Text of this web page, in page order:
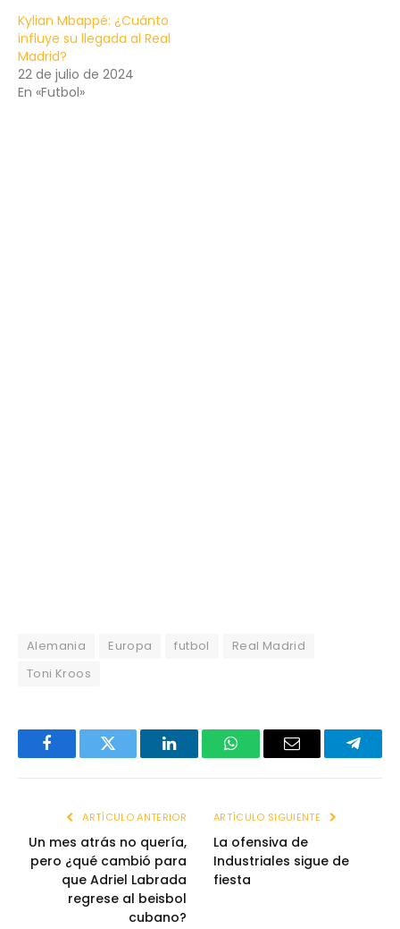
Kylian Mbappé: ¿Cuánto
influye su llegada al Real
Madrid?
22 de julio de 2024
En «Futbol»
Alemania Europa futbol
Real Madrid
Toni Kroos
FacebookTwitter LinkedInWhatsAppEmail
ARTÍCULO ANTERIOR
Un mes atrás no quería,
pero ¿qué cambió para
que Adriel Labrada
regrese al beisbol
cubano?
ARTÍCULO SIGUIENTE
La ofensiva de
Industriales sigue de
fiesta